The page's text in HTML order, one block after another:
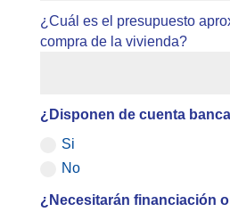
¿Cuál es el presupuesto
compra de la vivienda?
¿Disponen de cuenta
Si
No
¿Necesitarán financiación